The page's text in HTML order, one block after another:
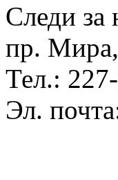
Следи за
пр.
Тел.:
Эл.